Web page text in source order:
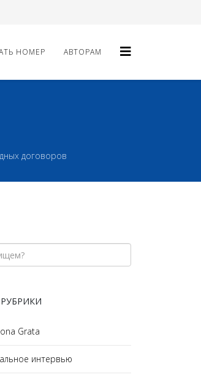
НОМЕР АВТОРАМ
договоров
Grata
интервью